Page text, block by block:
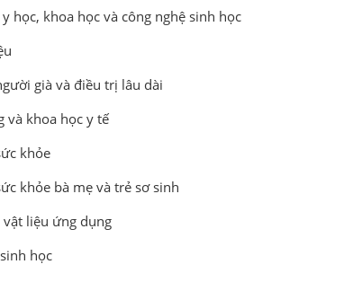
học, khoa học và công nghệ sinh học
già và điều trị lâu dài
và khoa học y tế
khỏe
khỏe bà mẹ và trẻ sơ sinh
vật liệu ứng dụng
học